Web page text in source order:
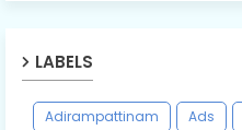
LABELS
Adirampattinam Ads